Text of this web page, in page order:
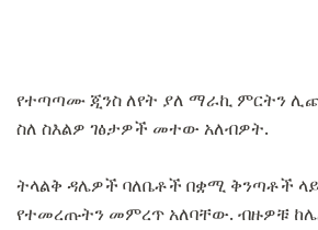
የተጣጣሙ ጂንስ ለየት ያለ ማራኪ ምርትን
ስለ ስእልዎ ገፅታዎች መተው አለብዎት.
ትላልቅ ዳሌዎች ባለቤቶች በቋሚ ቅንጣቶች
የተመረጡትን መምረጥ አለባቸው. ብዙዎቹ